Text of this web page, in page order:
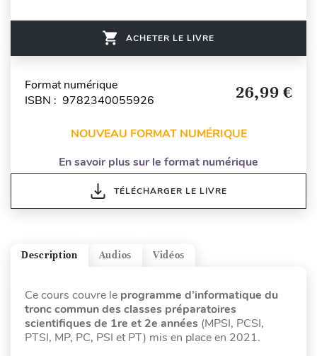
ACHETER LE LIVRE
Format numérique
ISBN : 9782340055926
26,99 €
NOUVEAU FORMAT NUMÉRIQUE
En savoir plus sur le format numérique
TÉLÉCHARGER LE LIVRE
Vidéos
Audios
Description
Ce cours couvre le programme d’informatique du
tronc commun des classes préparatoires
scientifiques de 1re et 2e années (MPSI, PCSI,
PTSI, MP, PC, PSI et PT) mis en place en 2021.